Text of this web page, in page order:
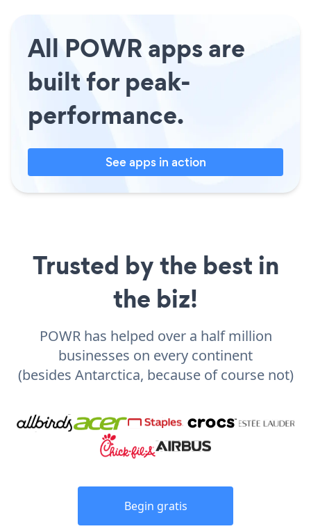
All POWR apps are
built for peak-
performance.
See apps in action
Trusted by the best in
the biz!
POWR has helped over a half million
businesses on every continent
(besides Antarctica, because of course not)
Begin gratis